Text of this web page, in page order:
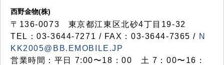
西野金物(株)
〒136-0073 東京都江東区北砂4丁目19-32
TEL：03‐3644‐7271 / FAX：03-3644-7365 / N
KK2005@BB.EMOBILE.JP
営業時間：平日 7:00〜18：00 土 7：00〜16：